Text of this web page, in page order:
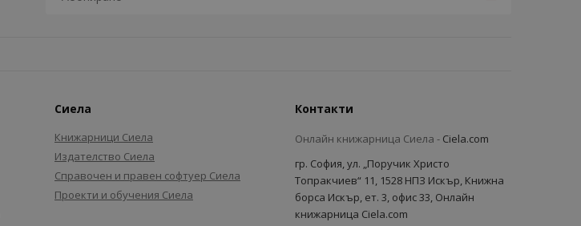
Сиела
Книжарници Сиела
Издателство Сиела
Справочен и правен софтуер Сиела
Проекти и обучения Сиела
Контакти
Онлайн книжарница Сиела - Ciela.com
гр. София, ул. „Поручик Христо
Топракчиев“ 11, 1528 НПЗ Искър, Книжна
борса Искър, ет. 3, офис 33, Онлайн
книжарница Ciela.com